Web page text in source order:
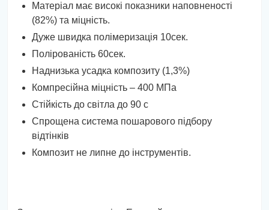
Матеріал має високі показники наповненості
(82%) та міцність.
Дуже швидка полімеризація 10сек.
Полірованість 60сек.
Наднизька усадка композиту (1,3%)
Компресійна міцність – 400 МПа
Стійкість до світла до 90 с
Спрощена система пошарового підбору
відтінків
Композит не липне до інструментів.